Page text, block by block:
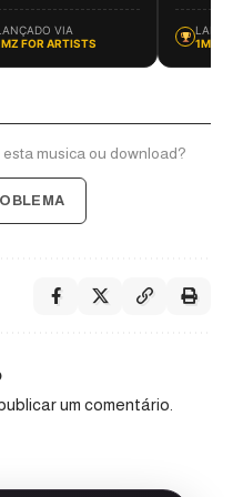
VIA
FOR ARTISTS
1MZ
musica ou download?
um comentário.